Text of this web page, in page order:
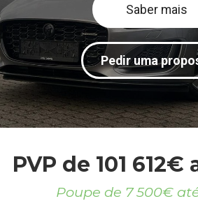
Saber mais
Pedir uma
PVP de 101 612€
Poupe de 7 500€